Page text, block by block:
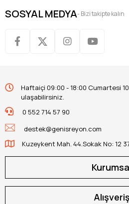
SOSYAL MEDYA- Bizi takipte kalın
Haftaiçi 09:00 - 18:00 Cumartesi
ulaşabilirsiniz.
0 552 714 57 90
destek@genisreyon.com
Kuzeykent Mah. 44.Sokak No: 12
Alışveriş